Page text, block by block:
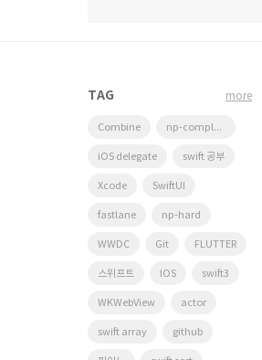
TAG
Combine np-complete
iOS delegate swift 공부
Xcode SwiftUI
fastlane np-hard
WWDC Git FLUTTER
스위프트 IOS swift3
WKWebView actor
swift array github
more